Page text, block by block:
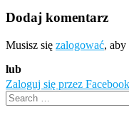
Dodaj komentarz
Musisz się zalogować, aby
lub
Zaloguj się przez Facebook